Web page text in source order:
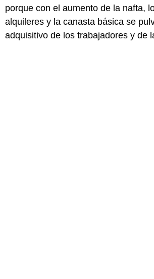
porque con el aumento de la nafta,
alquileres y la canasta básica se
adquisitivo de los trabajadores y de